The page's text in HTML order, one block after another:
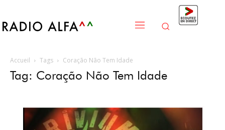
Accueil Tags Coração Não Tem Idade
Tag: Coração Não Tem Idade